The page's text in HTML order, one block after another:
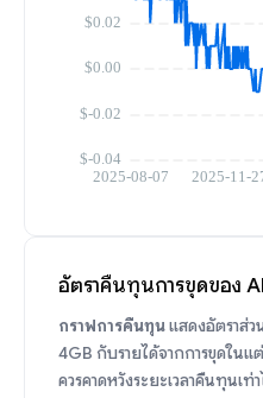
อัตราคืนทุนการขุดของ
กราฟการคืนทุนแสดงอัตราส่ว
4GB กับรายได้จากการขุดในแ
ควรคาดหวังระยะเวลาคืนทุนเท่